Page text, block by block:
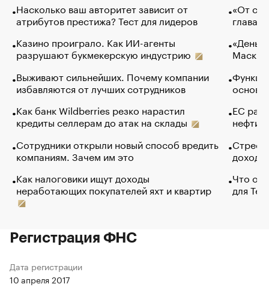
Насколько ваш авторитет зависит от
атрибутов престижа? Тест для лидеров
Казино проиграло. Как ИИ-агенты
разрушают букмекерскую индустрию
Выживают сильнейших. Почему компании
избавляются от лучших сотрудников
Как банк Wildberries резко нарастил
кредиты селлерам до атак на склады
Сотрудники открыли новый способ вредить
компаниям. Зачем им это
Как налоговики ищут доходы
неработающих покупателей яхт и квартир
«От
глава
Маск в
основ
ЕС
нефти
Что
для
Регистрация ФНС
Дата регистрации
10 апреля 2017